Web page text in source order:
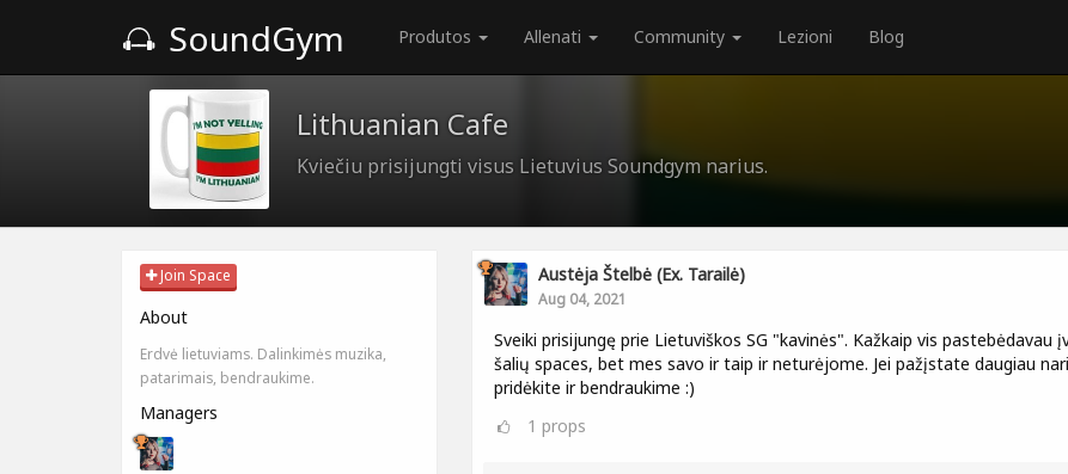
SoundGym Produtos Allenati Community Lezioni Blog
Lithuanian Cafe
Kviečiu prisijungti visus Lietuvius Soundgym narius.
Join Space
About
Erdvė lietuviams. Dalinkimės muzika,
patarimais, bendraukime.
Managers
Austėja Štelbė (ex. Tarailė)
Aug 04, 2021
Sveiki prisijungę prie Lietuviškos SG "kavinės". Kažkaip vis pastebėdavau
šalių spaces, bet mes savo ir taip ir neturėjome. Jei pažįstate daugiau
pridėkite ir bendraukime :)
1 props